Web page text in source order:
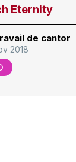
Eternity
de cantor
2018